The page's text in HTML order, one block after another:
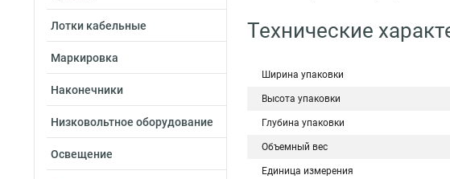
Лотки кабельные
Маркировка
Наконечники
Низковольтное оборудование
Освещение
Технические
Ширина упаковки
Высота упаковки
Глубина упаковки
Объемный вес
Единица измерения